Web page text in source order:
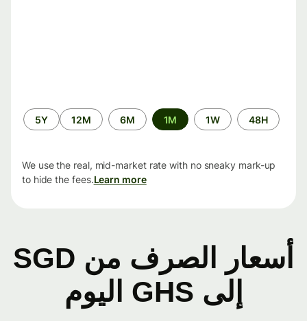
الفترة
الزمنية
48H
1W
1M
6M
12M
5Y
We use the real, mid-market rate with no sneaky mark-up
to hide the fees.Learn more
أسعار الصرف من SGD
إلى GHS اليوم